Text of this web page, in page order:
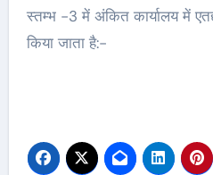
स्तम्भ -3 में अंकित कार्यालय में
किया जाता है:-